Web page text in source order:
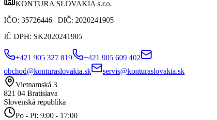
KONTURA SLOVAKIA s.r.o.
IČO: 35726446 | DIČ: 2020241905
IČ DPH: SK2020241905
+421 905 327 819
+421 905 609 402
obchod@konturaslovakia.sk
servis@konturaslovakia.sk
Vietnamská 3
821 04 Bratislava
Slovenská republika
Po - Pi: 9:00 - 17:00